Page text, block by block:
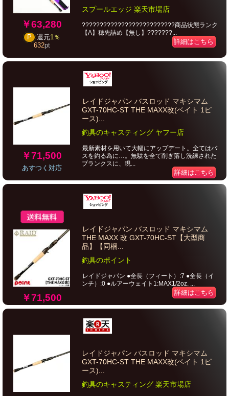
￥63,280
P 還元1％
632pt
スプールエッジ 楽天市場店
??????????????????????????商品状態ランク
【A】穂先詰め【無し】???????...
詳細はこちら
￥71,500
あすつく対応
レイドジャパン バスロッド マキシマム
GXT-70HC-ST THE MAXX改(ベイト 1ピ
ース)...
釣具のキャスティング ヤフー店
最新素材を用いて大幅にアップデート。全てはバ
スを釣る為に…。無駄を全て削ぎ落し洗練された
ブランクスに、現...
詳細はこちら
￥71,500
レイドジャパン バスロッド マキシマム
THE MAXX 改 GXT-70HC-ST【大型商
品】【同梱...
釣具のポイント
レイドジャパン ●全長（フィート）:7 ●全長（イ
ンチ）:0 ●ルアーウェイト1:MAX1/2oz. ...
詳細はこちら
レイドジャパン バスロッド マキシマム
GXT-70HC-ST THE MAXX改(ベイト 1ピ
ース)...
釣具のキャスティング 楽天市場店